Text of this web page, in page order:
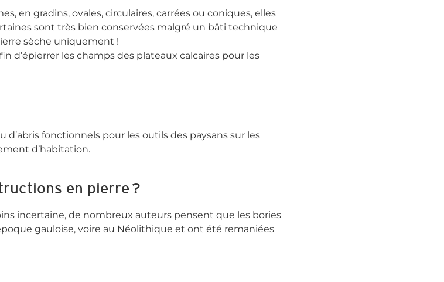
en gradins, ovales, circulaires, carrées ou coniques, elles
sont très bien conservées malgré un bâti technique
sèche uniquement !
d’épierrer les champs des plateaux calcaires pour les
d’abris fonctionnels pour les outils des paysans sur les
d’habitation.
en pierre ?
incertaine, de nombreux auteurs pensent que les bories
gauloise, voire au Néolithique et ont été remaniées